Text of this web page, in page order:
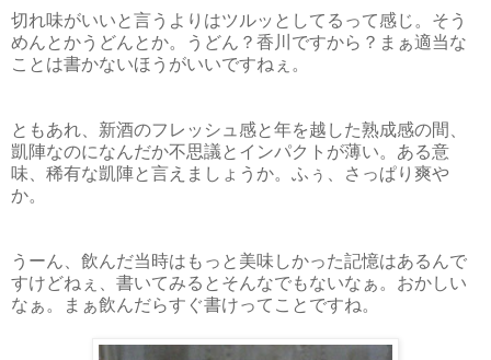
切れ味がいいと言うよりはツルッとしてるって感じ。そう
めんとかうどんとか。うどん？香川ですから？まぁ適当な
ことは書かないほうがいいですねぇ。
ともあれ、新酒のフレッシュ感と年を越した熟成感の間、
凱陣なのになんだか不思議とインパクトが薄い。ある意
味、稀有な凱陣と言えましょうか。ふぅ、さっぱり爽や
か。
うーん、飲んだ当時はもっと美味しかった記憶はあるんで
すけどねぇ、書いてみるとそんなでもないなぁ。おかしい
なぁ。まぁ飲んだらすぐ書けってことですね。